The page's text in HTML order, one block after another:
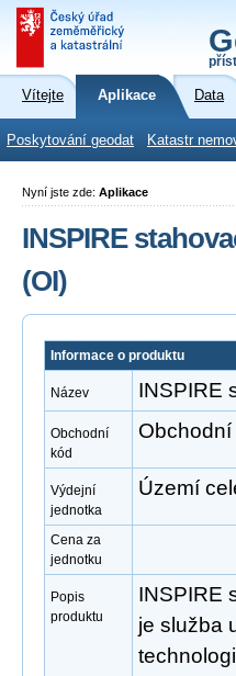
Vítejte Aplikace Data
Poskytování geodat Katastr
Nyní jste zde: Aplikace
INSPIRE
(OI)
Informace o produktu
Název INSPIRE
Obchodní
kód
Výdejní
jednotka
Území
Cena za
jednotku
Popis
produktu
INSPIRE
je služba